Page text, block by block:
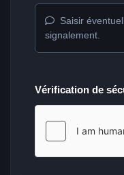
Saisir
signalement.
Vérification de